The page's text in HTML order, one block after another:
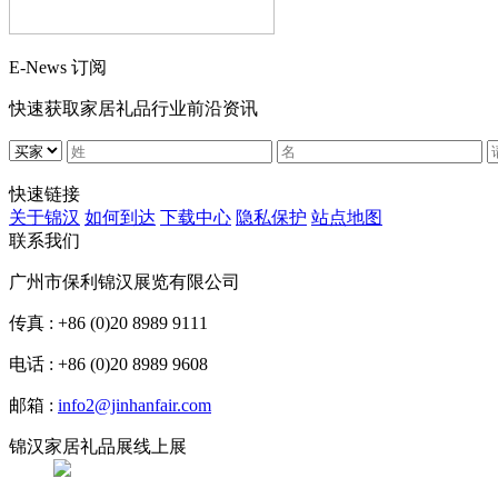
E-News 订阅
快速获取家居礼品行业前沿资讯
快速链接
关于锦汉 如何到达 下载中心 隐私保护 站点地图
联系我们
广州市保利锦汉展览有限公司
传真 : +86 (0)20 8989 9111
电话 : +86 (0)20 8989 9608
邮箱 : info2@jinhanfair.com
锦汉家居礼品展线上展